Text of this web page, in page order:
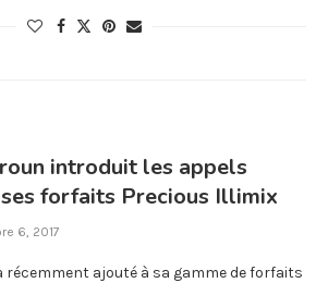
introduit les appels
forfaits Precious Illimix
6, 2017
récemment ajouté à sa gamme de forfaits